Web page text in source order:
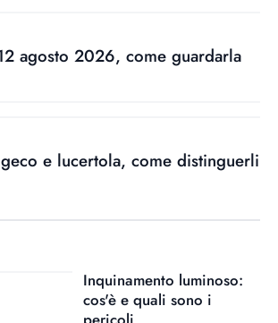
agosto 2026, come guardarla
e lucertola, come distinguerli
Inquinamento luminoso:
cos'è e quali sono i